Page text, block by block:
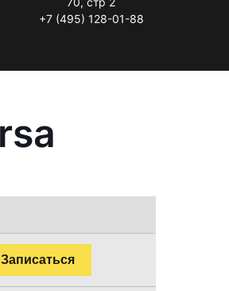
+7 (495) 128-01-88
Записаться